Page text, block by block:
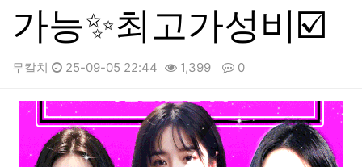
가능✨최고가성비☑️
무칼치 25-09-05 22:44 1,399 0
본문